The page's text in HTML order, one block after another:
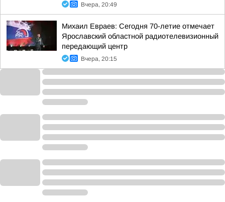
Вчера, 20:49
Михаил Евраев: Сегодня 70-летие отмечает
Ярославский областной радиотелевизионный
передающий центр
Вчера, 20:15